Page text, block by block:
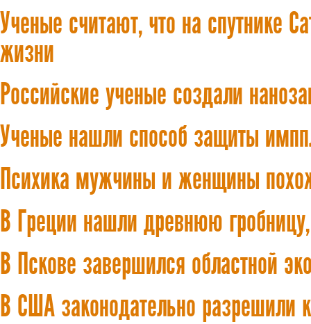
Ученые считают, что на спутнике
жизни
Российские ученые создали
Ученые нашли способ защиты
Психика мужчины и женщины
В Греции нашли древнюю
В Пскове завершился областной
В США законодательно разрешили